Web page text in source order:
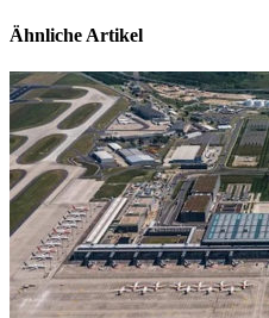
Ähnliche Artikel